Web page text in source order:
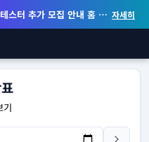
스터 추가 모집 안내 홈 화면 위젯 등 지원 자세히
기